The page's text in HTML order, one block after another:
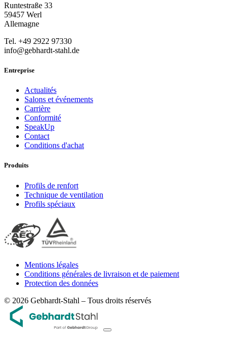
Runtestraße 33
59457 Werl
Allemagne
Tel. +49 2922 97330
info@gebhardt-stahl.de
Entreprise
Actualités
Salons et événements
Carrière
Conformité
SpeakUp
Contact
Conditions d'achat
Produits
Profils de renfort
Technique de ventilation
Profils spéciaux
Mentions légales
Conditions générales de livraison et de paiement
Protection des données
© 2026 Gebhardt-Stahl – Tous droits réservés